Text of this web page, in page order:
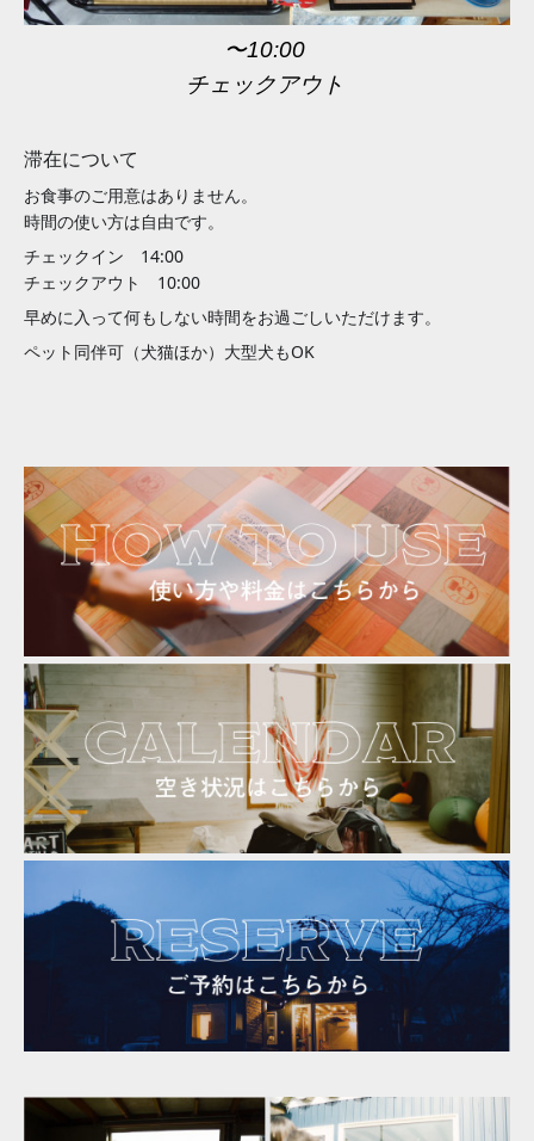
〜10:00
チェックアウト
滞在について
お食事のご用意はありません。
時間の使い方は自由です。
チェックイン 14:00
チェックアウト 10:00
早めに入って何もしない時間をお過ごしいただけます。
ペット同伴可（犬猫ほか）大型犬もOK